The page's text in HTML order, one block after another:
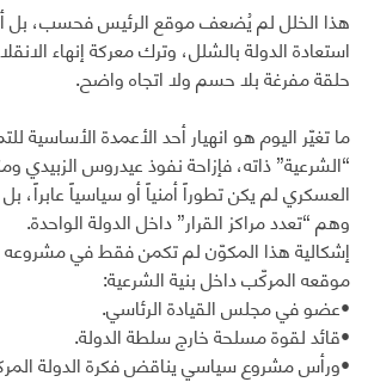
هذا الخلل لم يُضعف موقع الرئيس فحسب،
استعادة الدولة بالشلل، وترك معركة إنهاء
حلقة مفرغة بلا حسم ولا اتجاه واضح.
ما تغيّر اليوم هو انهيار أحد الأعمدة الأساسية
“الشرعية” ذاته، فإزاحة نفوذ عيدروس الزبيدي
العسكري لم يكن تطوراً أمنياً أو سياسياً عابراً،
وهم “تعدد مراكز القرار” داخل الدولة الواحدة.
إشكالية هذا المكوّن لم تكمن فقط في مشروعه
موقعه المركّب داخل بنية الشرعية:
•عضو في مجلس القيادة الرئاسي.
•قائد لقوة مسلحة خارج سلطة الدولة.
•ورأس مشروع سياسي يناقض فكرة الدولة